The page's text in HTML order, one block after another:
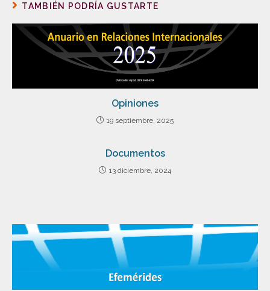
TAMBIÉN PODRÍA GUSTARTE
Opiniones
19 septiembre, 2025
Documentos
13 diciembre, 2024